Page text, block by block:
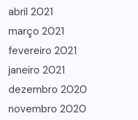
abril 2021
março 2021
fevereiro 2021
janeiro 2021
dezembro 2020
novembro 2020